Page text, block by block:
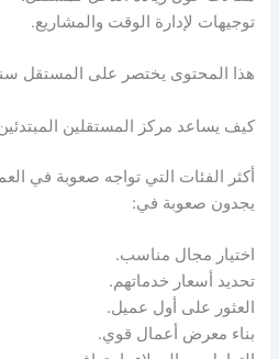
توجيهات لإدارة الوقت والمشاريع.
هذا المحتوى يختصر على المستقل
كيف يساعد مركز المستقلين
أكثر الفئات التي تواجه صعوبة في
يجدون صعوبة في:
اختيار مجال مناسب.
تحديد أسعار خدماتهم.
العثور على أول عميل.
بناء معرض أعمال قوي.